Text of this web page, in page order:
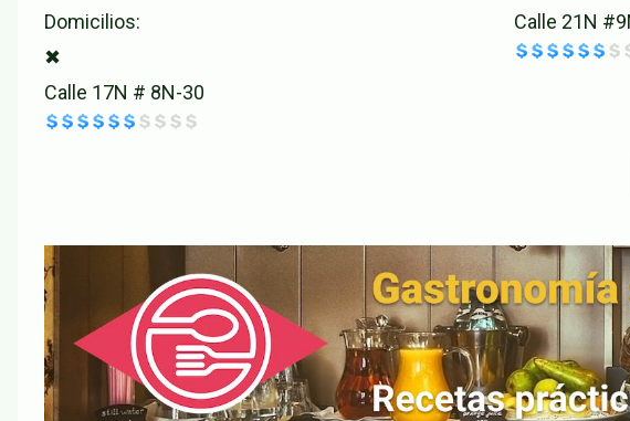
Domicilios:
✖
Calle 17N # 8N-30
Calle 21N